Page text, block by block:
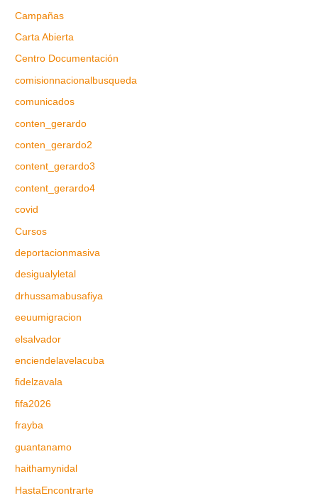
Campañas
Carta Abierta
Centro Documentación
comisionnacionalbusqueda
comunicados
conten_gerardo
conten_gerardo2
content_gerardo3
content_gerardo4
covid
Cursos
deportacionmasiva
desigualyletal
drhussamabusafiya
eeuumigracion
elsalvador
enciendelavelacuba
fidelzavala
fifa2026
frayba
guantanamo
haithamynidal
HastaEncontrarte